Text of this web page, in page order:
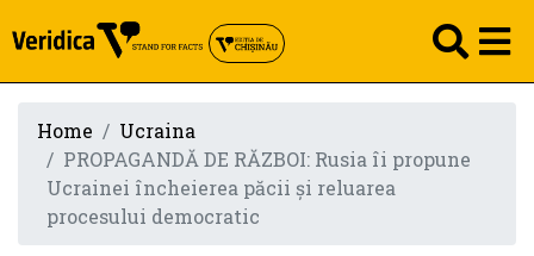
Home
Ucraina
PROPAGANDĂ DE RĂZBOI: Rusia îi propune
Ucrainei încheierea păcii și reluarea
procesului democratic